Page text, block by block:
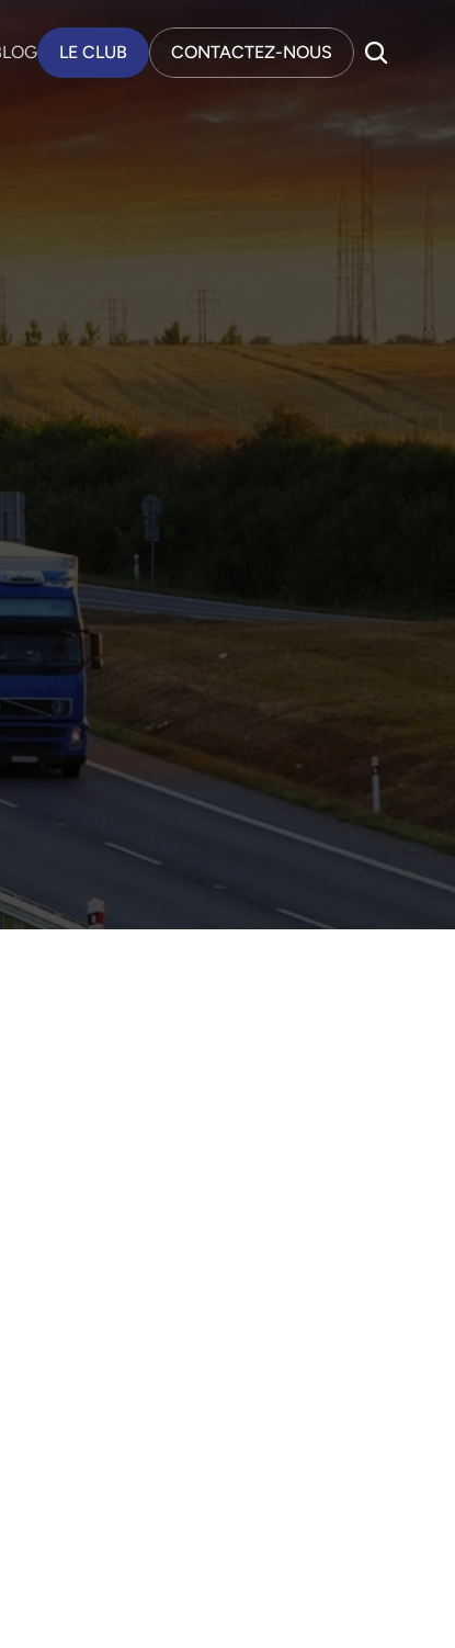
LE CLUB CONTACTEZ-NOUS